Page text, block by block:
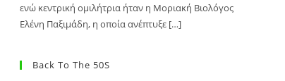
ενώ κεντρική ομιλήτρια ήταν η Μοριακή Βιολόγος
Ελένη Παξιμάδη, η οποία ανέπτυξε […]
Back To The 50S